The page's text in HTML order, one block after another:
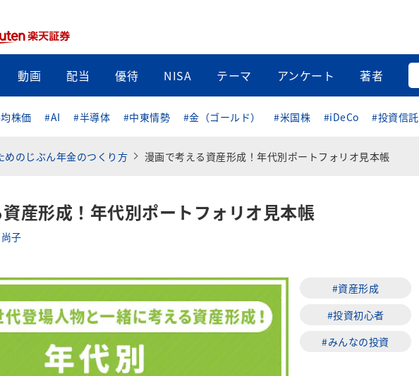
動画 配当 優待 NISA テーマ アンケート 著者
株価 #AI #半導体 #中東情勢 #金（ゴールド） #米国株 #iDeCo #投資信託
めのじぶん年金のつくり方 漫画で考える資産形成！年代別ポートフォリオ見本帳
産形成！年代別ポートフォリオ見本帳
子
#資産形成
#投資初心者
#みんなの投資